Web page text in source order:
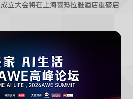
立大会将在上海喜玛拉雅酒店重磅启